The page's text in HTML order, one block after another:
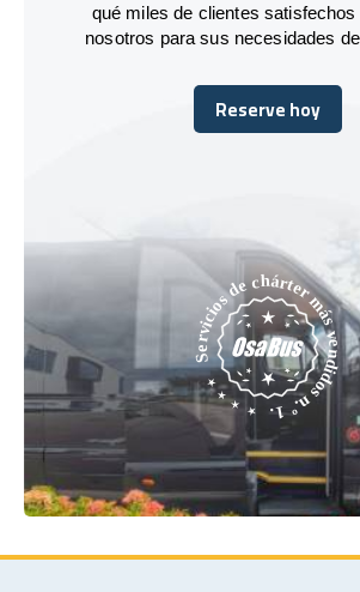
qué miles de clientes
nosotros para sus necesidades
Reserve hoy
Reserve hoy